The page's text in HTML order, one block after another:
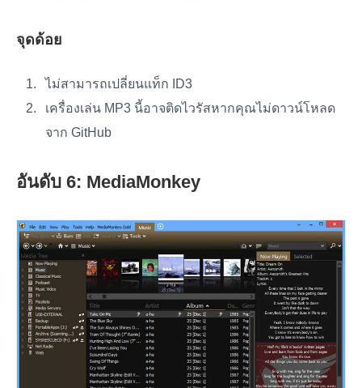
จุดด้อย
ไม่สามารถเปลี่ยนแท็ก ID3
เครื่องเล่น MP3 นี้อาจติดไวรัสหากคุณไม่ดาวน์โหลด
จาก GitHub
อันดับ 6: MediaMonkey